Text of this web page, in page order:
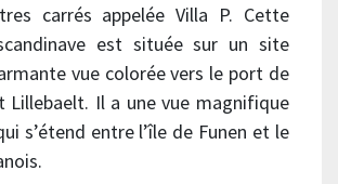
carrés appelée Villa P. Cette
est située sur un site
vue colorée vers le port de
Lillebaelt. Il a une vue magnifique
s’étend entre l’île de Funen et le